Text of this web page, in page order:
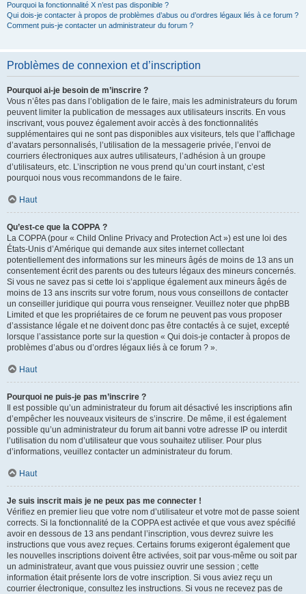
Pourquoi la fonctionnalité X n’est pas disponible ?
Qui dois-je contacter à propos de problèmes d’abus ou d’ordres légaux liés à ce forum ?
Comment puis-je contacter un administrateur du forum ?
Problèmes de connexion et d’inscription
Pourquoi ai-je besoin de m’inscrire ?
Vous n’êtes pas dans l’obligation de le faire, mais les administrateurs du forum
peuvent limiter la publication de messages aux utilisateurs inscrits. En vous
inscrivant, vous pouvez également avoir accès à des fonctionnalités
supplémentaires qui ne sont pas disponibles aux visiteurs, tels que l’affichage
d’avatars personnalisés, l’utilisation de la messagerie privée, l’envoi de
courriers électroniques aux autres utilisateurs, l’adhésion à un groupe
d’utilisateurs, etc. L’inscription ne vous prend qu’un court instant, c’est
pourquoi nous vous recommandons de le faire.
Haut
Qu’est-ce que la COPPA ?
La COPPA (pour « Child Online Privacy and Protection Act ») est une loi des
États-Unis d’Amérique qui demande aux sites internet collectant
potentiellement des informations sur les mineurs âgés de moins de 13 ans un
consentement écrit des parents ou des tuteurs légaux des mineurs concernés.
Si vous ne savez pas si cette loi s’applique également aux mineurs âgés de
moins de 13 ans inscrits sur votre forum, nous vous conseillons de contacter
un conseiller juridique qui pourra vous renseigner. Veuillez noter que phpBB
Limited et que les propriétaires de ce forum ne peuvent pas vous proposer
d’assistance légale et ne doivent donc pas être contactés à ce sujet, excepté
lorsque l’assistance porte sur la question « Qui dois-je contacter à propos de
problèmes d’abus ou d’ordres légaux liés à ce forum ? ».
Haut
Pourquoi ne puis-je pas m’inscrire ?
Il est possible qu’un administrateur du forum ait désactivé les inscriptions afin
d’empêcher les nouveaux visiteurs de s’inscrire. De même, il est également
possible qu’un administrateur du forum ait banni votre adresse IP ou interdit
l’utilisation du nom d’utilisateur que vous souhaitez utiliser. Pour plus
d’informations, veuillez contacter un administrateur du forum.
Haut
Je suis inscrit mais je ne peux pas me connecter !
Vérifiez en premier lieu que votre nom d’utilisateur et votre mot de passe soient
corrects. Si la fonctionnalité de la COPPA est activée et que vous avez spécifié
avoir en dessous de 13 ans pendant l’inscription, vous devrez suivre les
instructions que vous avez reçues. Certains forums exigeront également que
les nouvelles inscriptions doivent être activées, soit par vous-même ou soit par
un administrateur, avant que vous puissiez ouvrir une session ; cette
information était présente lors de votre inscription. Si vous aviez reçu un
courrier électronique, consultez les instructions. Si vous ne recevez pas de